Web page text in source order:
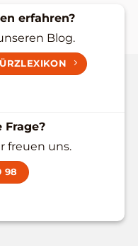
erfahren?
Blog.
Frage?
freuen uns.
98